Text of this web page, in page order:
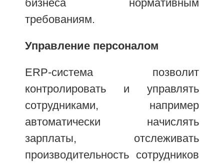
бизнеса нормативным
требованиям.
Управление персоналом
ERP-система позволит
контролировать и управлять
сотрудниками, например
автоматически начислять
зарплаты, отслеживать
производительность сотрудников